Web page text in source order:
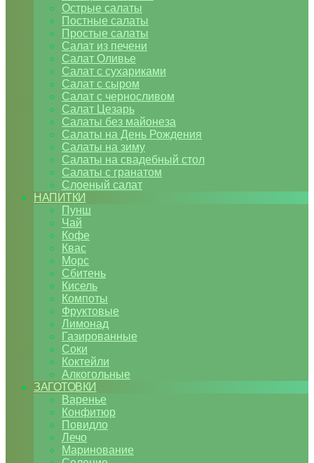
Острые салаты
Постные салаты
Простые салаты
Салат из печени
Салат Оливье
Салат с сухариками
Салат с сыром
Салат с черносливом
Салат Цезарь
Салаты без майонеза
Салаты на День Рождения
Салаты на зиму
Салаты на свадебный стол
Салаты с гранатом
Слоеный салат
НАПИТКИ
Пунш
Чай
Кофе
Квас
Морс
Сбитень
Кисель
Компоты
Фруктовые
Лимонад
Газированные
Соки
Коктейли
Алкогольные
ЗАГОТОВКИ
Варенье
Конфитюр
Повидло
Лечо
Маринование